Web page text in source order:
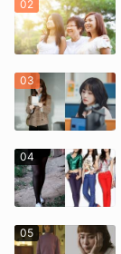
02
03
04
05